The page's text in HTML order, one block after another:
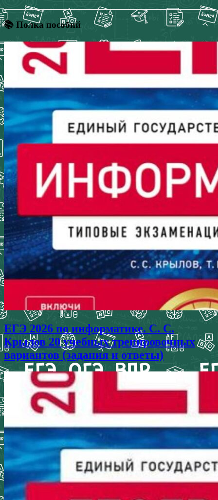
📚 Полка пособий
ЕГЭ 2026 по информатике. С. С.
Крылов 20 учебных тренировочных
вариантов (задания и ответы)